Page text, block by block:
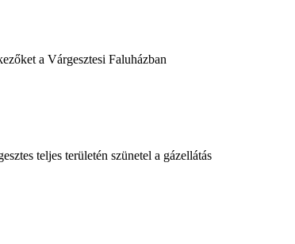
a Várgesztesi Faluházban
teljes területén szünetel a gázellátás